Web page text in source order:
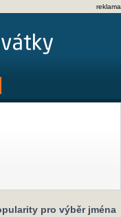
reklama
pro výběr jména